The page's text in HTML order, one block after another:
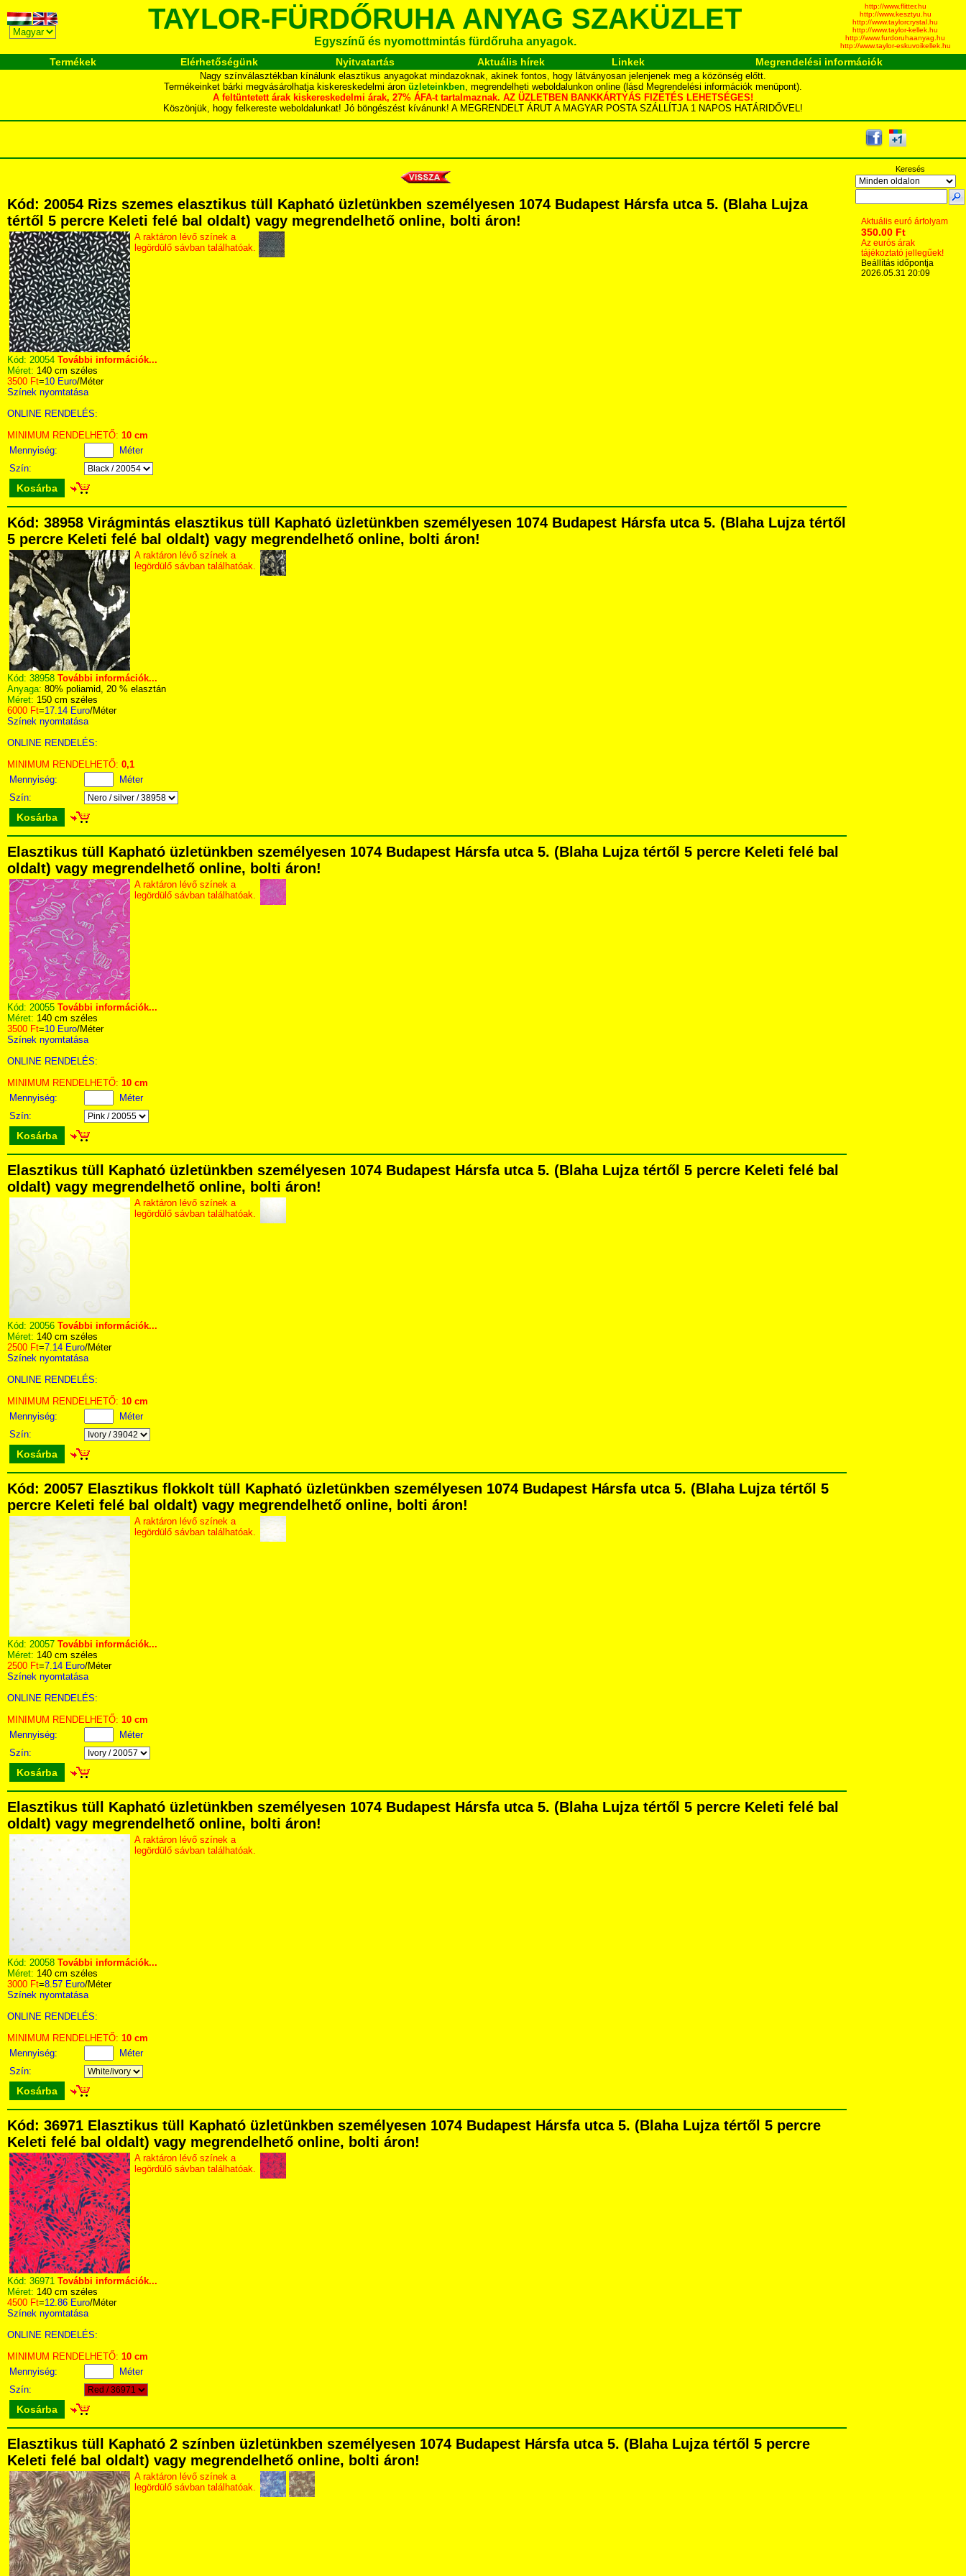
TAYLOR-FÜRDŐRUHA ANYAG SZAKÜZLET
Egyszínű és nyomottmintás fürdőruha anyagok.
http://www.flitter.hu
http://www.kesztyu.hu
http://www.taylorcrystal.hu
http://www.taylor-kellek.hu
http://www.furdoruhaanyag.hu
http://www.taylor-eskuvoikellek.hu
Termékek Elérhetőségünk Nyitvatartás Aktuális hírek Linkek Megrendelési információk
Nagy színválasztékban kínálunk elasztikus anyagokat mindazoknak, akinek fontos, hogy látványosan jelenjenek meg a közönség előtt.
Termékeinket bárki megvásárolhatja kiskereskedelmi áron üzleteinkben, megrendelheti weboldalunkon online (lásd Megrendelési információk menüpont).
A feltüntetett árak kiskereskedelmi árak, 27% ÁFA-t tartalmaznak. AZ ÜZLETBEN BANKKÁRTYÁS FIZETÉS LEHETSÉGES!
Köszönjük, hogy felkereste weboldalunkat! Jó böngészést kívánunk! A MEGRENDELT ÁRUT A MAGYAR POSTA SZÁLLÍTJA 1 NAPOS HATÁRIDŐVEL!
Kód: 20054 Rizs szemes elasztikus tüll Kapható üzletünkben személyesen 1074 Budapest Hársfa utca 5. (Blaha Lujza
tértől 5 percre Keleti felé bal oldalt) vagy megrendelhető online, bolti áron!
A raktáron lévő színek a
legördülő sávban találhatóak.
Kód: 20054 További információk...
Méret: 140 cm széles
3500 Ft=10 Euro/Méter
Színek nyomtatása
ONLINE RENDELÉS:
MINIMUM RENDELHETŐ: 10 cm
Mennyiség:
Méter
Szín:
Kosárba
Kód: 38958 Virágmintás elasztikus tüll Kapható üzletünkben személyesen 1074 Budapest Hársfa utca 5. (Blaha Lujza tértől
5 percre Keleti felé bal oldalt) vagy megrendelhető online, bolti áron!
A raktáron lévő színek a
legördülő sávban találhatóak.
Kód: 38958 További információk...
Anyaga: 80% poliamid, 20 % elasztán
Méret: 150 cm széles
6000 Ft=17.14 Euro/Méter
Színek nyomtatása
ONLINE RENDELÉS:
MINIMUM RENDELHETŐ: 0,1
Mennyiség:
Méter
Szín:
Kosárba
Elasztikus tüll Kapható üzletünkben személyesen 1074 Budapest Hársfa utca 5. (Blaha Lujza tértől 5 percre Keleti felé bal
oldalt) vagy megrendelhető online, bolti áron!
A raktáron lévő színek a
legördülő sávban találhatóak.
Kód: 20055 További információk...
Méret: 140 cm széles
3500 Ft=10 Euro/Méter
Színek nyomtatása
ONLINE RENDELÉS:
MINIMUM RENDELHETŐ: 10 cm
Mennyiség:
Méter
Szín:
Kosárba
Elasztikus tüll Kapható üzletünkben személyesen 1074 Budapest Hársfa utca 5. (Blaha Lujza tértől 5 percre Keleti felé bal
oldalt) vagy megrendelhető online, bolti áron!
A raktáron lévő színek a
legördülő sávban találhatóak.
Kód: 20056 További információk...
Méret: 140 cm széles
2500 Ft=7.14 Euro/Méter
Színek nyomtatása
ONLINE RENDELÉS:
MINIMUM RENDELHETŐ: 10 cm
Mennyiség:
Méter
Szín:
Kosárba
Kód: 20057 Elasztikus flokkolt tüll Kapható üzletünkben személyesen 1074 Budapest Hársfa utca 5. (Blaha Lujza tértől 5
percre Keleti felé bal oldalt) vagy megrendelhető online, bolti áron!
A raktáron lévő színek a
legördülő sávban találhatóak.
Kód: 20057 További információk...
Méret: 140 cm széles
2500 Ft=7.14 Euro/Méter
Színek nyomtatása
ONLINE RENDELÉS:
MINIMUM RENDELHETŐ: 10 cm
Mennyiség:
Méter
Szín:
Kosárba
Elasztikus tüll Kapható üzletünkben személyesen 1074 Budapest Hársfa utca 5. (Blaha Lujza tértől 5 percre Keleti felé bal
oldalt) vagy megrendelhető online, bolti áron!
A raktáron lévő színek a
legördülő sávban találhatóak.
Kód: 20058 További információk...
Méret: 140 cm széles
3000 Ft=8.57 Euro/Méter
Színek nyomtatása
ONLINE RENDELÉS:
MINIMUM RENDELHETŐ: 10 cm
Mennyiség:
Méter
Szín:
Kosárba
Kód: 36971 Elasztikus tüll Kapható üzletünkben személyesen 1074 Budapest Hársfa utca 5. (Blaha Lujza tértől 5 percre
Keleti felé bal oldalt) vagy megrendelhető online, bolti áron!
A raktáron lévő színek a
legördülő sávban találhatóak.
Kód: 36971 További információk...
Méret: 140 cm széles
4500 Ft=12.86 Euro/Méter
Színek nyomtatása
ONLINE RENDELÉS:
MINIMUM RENDELHETŐ: 10 cm
Mennyiség:
Méter
Szín:
Kosárba
Elasztikus tüll Kapható 2 színben üzletünkben személyesen 1074 Budapest Hársfa utca 5. (Blaha Lujza tértől 5 percre
Keleti felé bal oldalt) vagy megrendelhető online, bolti áron!
A raktáron lévő színek a
legördülő sávban találhatóak.
Keresés
Aktuális euró árfolyam
350.00 Ft
Az eurós árak
tájékoztató jellegűek!
Beállítás időpontja
2026.05.31 20:09